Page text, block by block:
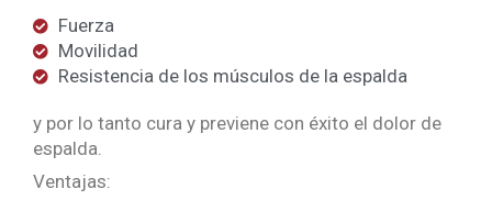
Fuerza
Movilidad
Resistencia de los músculos de la espalda
y por lo tanto cura y previene con éxito el dolor de
espalda.
Ventajas: